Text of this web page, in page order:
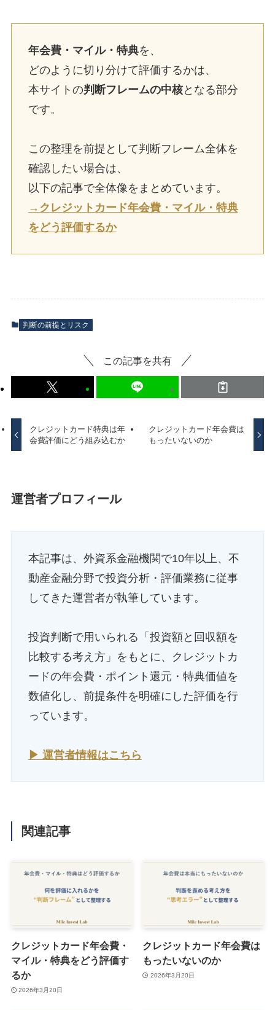
年会費・マイル・特典を、
どのように切り分けて評価するかは、
本サイトの判断フレームの中核となる部分
です。
この整理を前提として判断フレーム全体を
確認したい場合は、
以下の記事で全体像をまとめています。
→クレジットカード年会費・マイル・特典
をどう評価するか
判断の前提とリスク
この記事を共有
クレジットカード特典は年
会費評価にどう組み込むか
クレジットカード年会費は
もったいないのか
運営者プロフィール
本記事は、外資系金融機関で10年以上、不
動産金融分野で投資分析・評価業務に従事
してきた運営者が執筆しています。
投資判断で用いられる「投資額と回収額を
比較する考え方」をもとに、クレジットカ
ードの年会費・ポイント還元・特典価値を
数値化し、前提条件を明確にした評価を行
っています。
▶ 運営者情報はこちら
関連記事
クレジットカード年会費・
マイル・特典をどう評価す
るか
2026年3月20日
クレジットカード年会費は
もったいないのか
2026年3月20日